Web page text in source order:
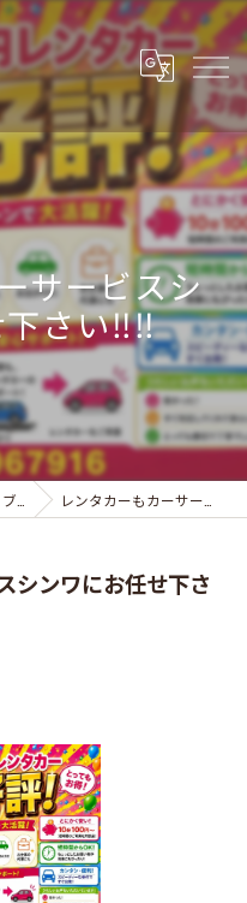
サービスシ
さい‼️‼️
ブログ レンタカーもカーサービスシンワにお任せ下さい‼️‼️
シンワにお任せ下さ